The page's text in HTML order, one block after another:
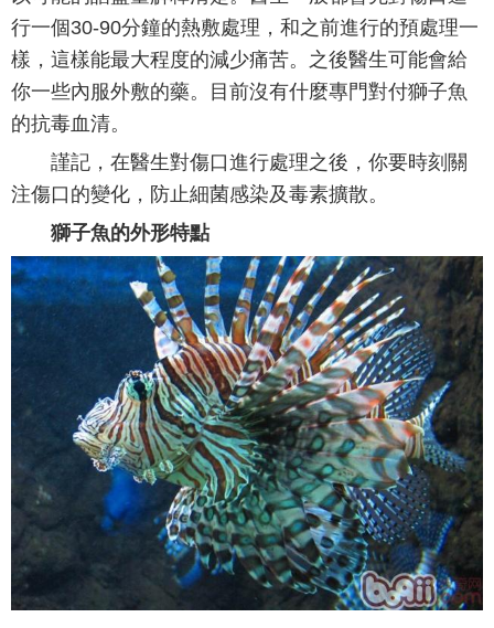
行一個30-90分鐘的熱敷處理，和之前進行的預處理一
樣，這樣能最大程度的減少痛苦。之後醫生可能會給
你一些內服外敷的藥。目前沒有什麼專門對付獅子魚
的抗毒血清。
謹記，在醫生對傷口進行處理之後，你要時刻關
注傷口的變化，防止細菌感染及毒素擴散。
獅子魚的外形特點